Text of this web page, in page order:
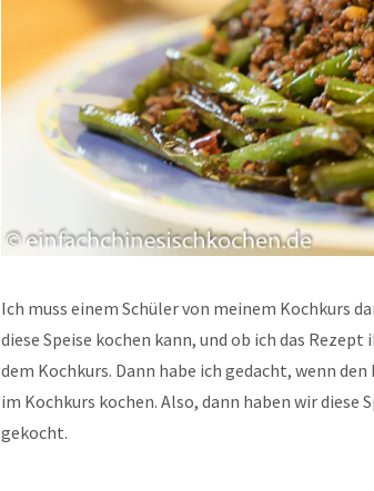
Ich muss einem Schüler von meinem Kochkurs
diese Speise kochen kann, und ob ich das
dem Kochkurs. Dann habe ich gedacht, wenn
im Kochkurs kochen. Also, dann haben wir diese
gekocht.